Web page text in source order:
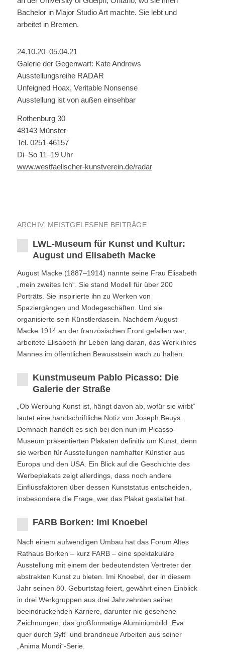
Bachelor in Major Studio Art machte. Sie lebt und
arbeitet in Bremen.
24.10.20–05.04.21
Galerie der Gegenwart: Kate Andrews
Ausstellungsreihe RADAR
Unfeigned Hoax, Veritable Nonsense
Ausstellung ist von außen einsehbar
Rothenburg 30
48143 Münster
Tel. 0251-46157
Di–So 11–19 Uhr
www.westfaelischer-kunstverein.de/radar
ARCHIV: MEISTGELESENE BEITRÄGE
LWL-Museum für Kunst und Kultur:
August und Elisabeth Macke
August Macke (1887–1914) nannte seine Frau Elisabeth
„mein zweites Ich“. Sie stand Modell für über 200
Porträts. Sie inspirierte ihn zu Werken von
Spaziergängen und Modegeschäften. Und sie
organisierte sein Künstlerdasein. Nachdem August
Macke 1914 an der französischen Front gefallen war,
arbeitete Elisabeth ihr Leben lang daran, das Werk ihres
Mannes im öffentlichen Bewusstsein wach zu halten.
Kunstmuseum Pablo Picasso: Die
Galerie der Straße
„Ob Werbung Kunst ist, hängt davon ab, wofür sie wirbt“
lautet eine handschriftliche Notiz von Joseph Beuys.
Demnach handelt es sich bei den nun im Picasso-
Museum präsentierten Plakaten definitiv um Kunst, denn
sie werben für Ausstellungen namhafter Künstler aus
Europa und den USA. Ein Blick auf die Geschichte des
Werbeplakats zeigt allerdings, dass noch andere
Einflussfaktoren über dessen Kunststatus entscheiden,
insbesondere die Frage, wer das Plakat gestaltet hat.
FARB Borken: Imi Knoebel
Nach einem aufwendigen Umbau hat das Forum Altes
Rathaus Borken – kurz FARB – eine spektakuläre
Ausstellung mit einem der bedeutendsten Vertreter der
abstrakten Kunst zu bieten. Imi Knoebel, der in diesem
Jahr seinen 80. Geburtstag feiert, gewährt einen Einblick
in drei Werkgruppen aus drei Jahrzehnten seiner
beeindruckenden Karriere, darunter nie gesehene
Zeichnungen, das großformatige Aluminiumbild „Eva
quer durch Sylt“ und brandneue Arbeiten aus seiner
„Anima Mundi“-Serie.